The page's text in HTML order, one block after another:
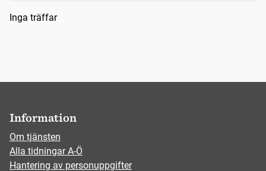
Sökresultat
Inga träffar
Information
Om tjänsten
Alla tidningar A-Ö
Hantering av personuppgifter